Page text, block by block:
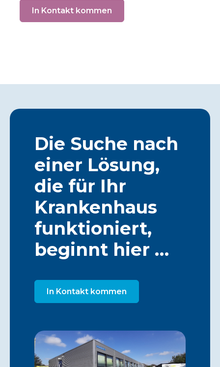
In Kontakt kommen
Die Suche nach
einer Lösung,
die für Ihr
Krankenhaus
funktioniert,
beginnt hier …
In Kontakt kommen